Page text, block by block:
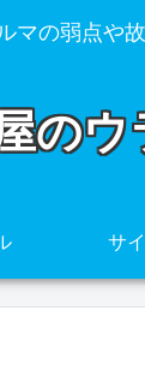
マの弱点や
のウ
サ